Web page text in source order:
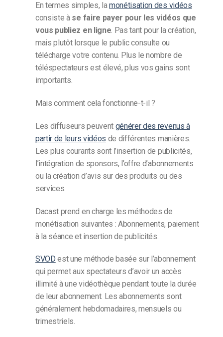
En termes simples, lamonétisation des vidéos
consiste à se faire payer pour les vidéos que
vous publiez en ligne. Pas tant pour la création,
mais plutôt lorsque le public consulte ou
télécharge votre contenu. Plus le nombre de
téléspectateurs est élevé, plus vos gains sont
importants.
Mais comment cela fonctionne-t-il ?
Les diffuseurs peuvent générer des revenus à
partir de leurs vidéos de différentes manières.
Les plus courants sont l’insertion de publicités,
l’intégration de sponsors, l’offre d’abonnements
ou la création d’avis sur des produits ou des
services.
Dacast prend en charge les méthodes de
monétisation suivantes : Abonnements, paiement
à la séance et insertion de publicités.
SVOD est une méthode basée sur l’abonnement
qui permet aux spectateurs d’avoir un accès
illimité à une vidéothèque pendant toute la durée
de leur abonnement. Les abonnements sont
généralement hebdomadaires, mensuels ou
trimestriels.